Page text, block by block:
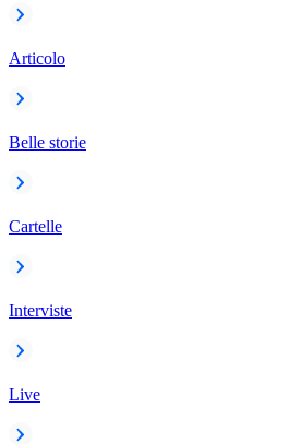
Articolo
Belle storie
Cartelle
Interviste
Live